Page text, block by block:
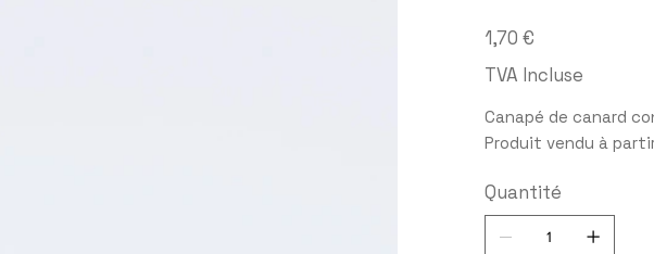
Prix
1,70 €
TVA Incluse
Canapé de canard
Produit vendu à
Quantité